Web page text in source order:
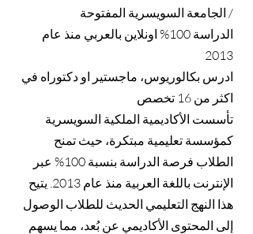
/ الجامعة السويسرية المفتوحة
الدراسة 100% اونلاين بالعربي منذ عام
2013
ادرس بكالوريوس، ماجستير او دكتوراه في
اكثر من 16 تخصص
تأسست الأكاديمية الملكية السويسرية
كمؤسسة تعليمية مبتكرة، حيث تمنح
الطلاب فرصة الدراسة بنسبة 100% عبر
الإنترنت باللغة العربية منذ عام 2013. يتيح
هذا النهج التعليمي الحديث للطلاب الوصول
إلى المحتوى الأكاديمي عن بُعد، مما يسهم